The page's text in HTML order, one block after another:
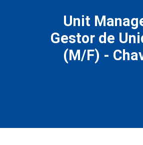
Unit
Gestor de
(M/F) -